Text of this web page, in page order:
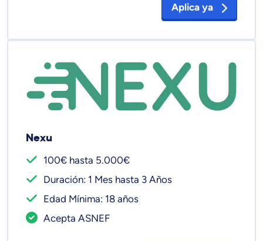
Aplica ya
Nexu
100€ hasta 5.000€
Duración: 1 Mes hasta 3 Años
Edad Mínima: 18 años
Acepta ASNEF